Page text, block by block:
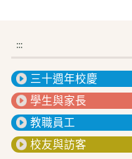
:::
三十週年校慶
學生與家長
教職員工
校友與訪客